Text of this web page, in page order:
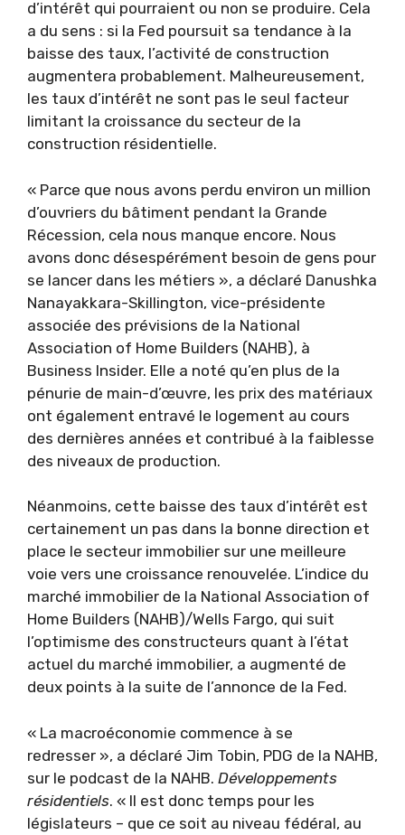
d’intérêt qui pourraient ou non se produire. Cela
a du sens : si la Fed poursuit sa tendance à la
baisse des taux, l’activité de construction
augmentera probablement. Malheureusement,
les taux d’intérêt ne sont pas le seul facteur
limitant la croissance du secteur de la
construction résidentielle.
« Parce que nous avons perdu environ un million
d’ouvriers du bâtiment pendant la Grande
Récession, cela nous manque encore. Nous
avons donc désespérément besoin de gens pour
se lancer dans les métiers », a déclaré Danushka
Nanayakkara-Skillington, vice-présidente
associée des prévisions de la National
Association of Home Builders (NAHB), à
Business Insider. Elle a noté qu’en plus de la
pénurie de main-d’œuvre, les prix des matériaux
ont également entravé le logement au cours
des dernières années et contribué à la faiblesse
des niveaux de production.
Néanmoins, cette baisse des taux d’intérêt est
certainement un pas dans la bonne direction et
place le secteur immobilier sur une meilleure
voie vers une croissance renouvelée. L’indice du
marché immobilier de la National Association of
Home Builders (NAHB)/Wells Fargo, qui suit
l’optimisme des constructeurs quant à l’état
actuel du marché immobilier, a augmenté de
deux points à la suite de l’annonce de la Fed.
« La macroéconomie commence à se
redresser », a déclaré Jim Tobin, PDG de la NAHB,
sur le podcast de la NAHB. Développements
résidentiels. « Il est donc temps pour les
législateurs – que ce soit au niveau fédéral, au